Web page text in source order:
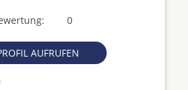
0
AUFRUFEN